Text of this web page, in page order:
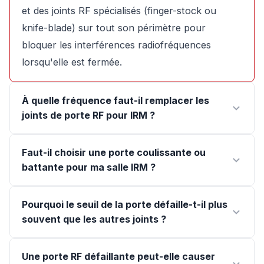
et des joints RF spécialisés (finger-stock ou
knife-blade) sur tout son périmètre pour
bloquer les interférences radiofréquences
lorsqu'elle est fermée.
À quelle fréquence faut-il remplacer les
joints de porte RF pour IRM ?
Faut-il choisir une porte coulissante ou
battante pour ma salle IRM ?
Pourquoi le seuil de la porte défaille-t-il plus
souvent que les autres joints ?
Une porte RF défaillante peut-elle causer